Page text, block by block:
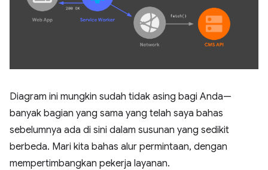
Diagram ini mungkin sudah tidak asing bagi Anda—
banyak bagian yang sama yang telah saya bahas
sebelumnya ada di sini dalam susunan yang sedikit
berbeda. Mari kita bahas alur permintaan, dengan
mempertimbangkan pekerja layanan.